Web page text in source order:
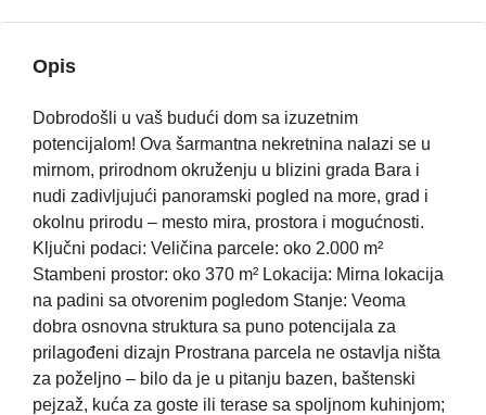
Opis
Dobrodošli u vaš budući dom sa izuzetnim
potencijalom! Ova šarmantna nekretnina nalazi se u
mirnom, prirodnom okruženju u blizini grada Bara i
nudi zadivljujući panoramski pogled na more, grad i
okolnu prirodu – mesto mira, prostora i mogućnosti.
Ključni podaci: Veličina parcele: oko 2.000 m²
Stambeni prostor: oko 370 m² Lokacija: Mirna lokacija
na padini sa otvorenim pogledom Stanje: Veoma
dobra osnovna struktura sa puno potencijala za
prilagođeni dizajn Prostrana parcela ne ostavlja ništa
za poželjno – bilo da je u pitanju bazen, baštenski
pejzaž, kuća za goste ili terase sa spoljnom kuhinjom;